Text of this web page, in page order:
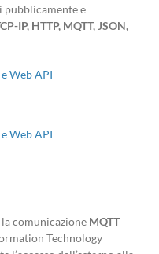
pubblicamente e
IP, HTTP, MQTT, JSON,
comunicazione MQTT
Technology